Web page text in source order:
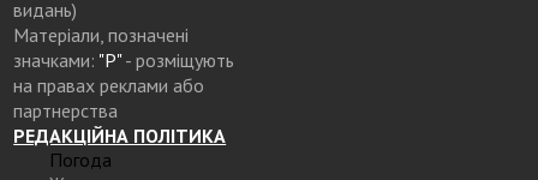
видань)
Матеріали, позначені
значками: "Р"- розміщують
на правах реклами або
партнерства
РЕДАКЦІЙНА ПОЛІТИКА
Погода